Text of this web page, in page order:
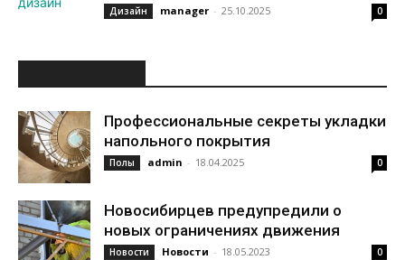
Дизайн manager - 25.10.2025 0
Профессиональные секреты укладки
напольного покрытия
Полы admin - 18.04.2025 0
Новосибирцев предупредили о
новых ограничениях движения
Новости Новости - 18.05.2023 0